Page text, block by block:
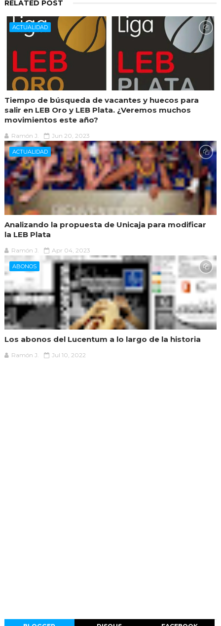
RELATED POST
ACTUALIDAD
Tiempo de búsqueda de vacantes y huecos para
salir en LEB Oro y LEB Plata. ¿Veremos muchos
movimientos este año?
Ramón J. Jun 20, 2023
ACTUALIDAD
Analizando la propuesta de Unicaja para modificar
la LEB Plata
Ramón J. Apr 04, 2023
ABONOS
Los abonos del Lucentum a lo largo de la historia
Ramón J. Jul 10, 2022